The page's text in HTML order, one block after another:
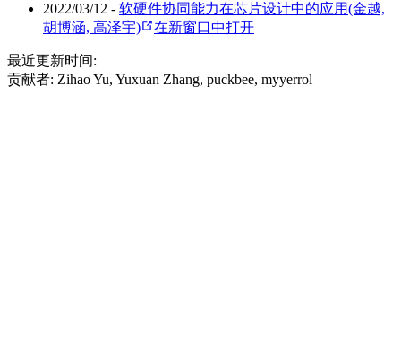
2022/03/12 - 软硬件协同能力在芯片设计中的应用(金越,
胡博涵, 高泽宇)
在新窗口中打开
最近更新时间:
贡献者: Zihao Yu, Yuxuan Zhang, puckbee, myyerrol